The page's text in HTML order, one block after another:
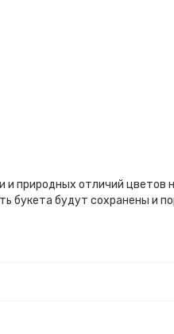
природных отличий цветов
букета будут сохранены и